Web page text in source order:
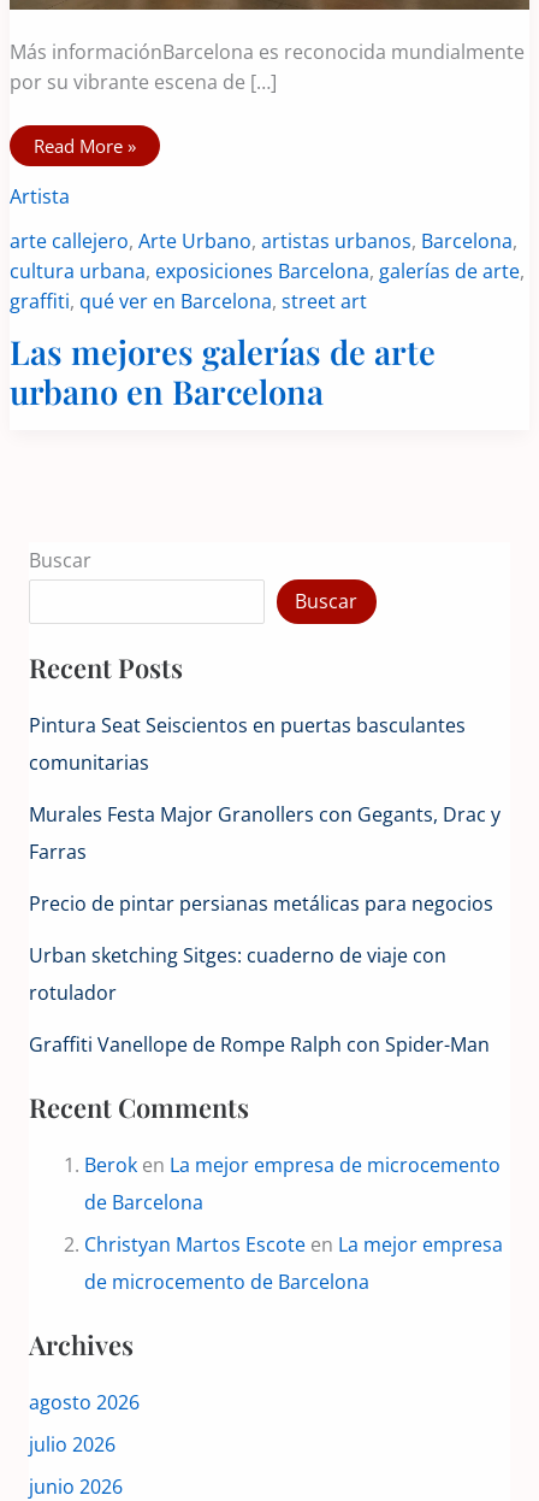
Más informaciónBarcelona es reconocida mundialmente
por su vibrante escena de […]
Las
mejores
de
urbano
en
Barcelona
Read More »
Artista
arte callejero,Arte Urbano,artistas urbanos, Barcelona,
cultura urbana, exposiciones Barcelona, galerías de arte,
graffiti, qué ver en Barcelona,street art
Las mejores galerías de arte
urbano en Barcelona
Buscar
Buscar
Recent Posts
Pintura Seat Seiscientos en puertas basculantes
comunitarias
Murales Festa Major Granollers con Gegants, Drac y
Farras
Precio de pintar persianas metálicas para negocios
Urban sketching Sitges: cuaderno de viaje con
rotulador
Graffiti Vanellope de Rompe Ralph con Spider-Man
Recent Comments
Berok en La mejor empresa de microcemento
de Barcelona
Christyan Martos Escote en La mejor empresa
de microcemento de Barcelona
Archives
agosto 2026
julio 2026
junio 2026